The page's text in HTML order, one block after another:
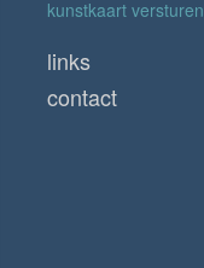
kunstkaart versturen
links
contact